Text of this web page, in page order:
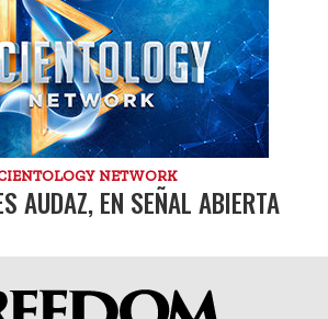
NETWORK
AUDAZ, EN SEÑAL ABIERTA